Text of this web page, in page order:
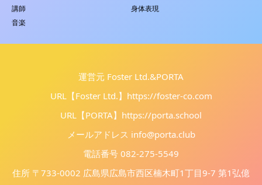
講師
身体表現
音楽
運営元 Foster Ltd.&PORTA
URL【Foster Ltd.】 https://foster-co.com
URL【PORTA】 https://porta.school
メールアドレス info@porta.club
電話番号 082-275-5549
住所 〒733-0002 広島県広島市西区楠木町1丁目9-7 第1弘億